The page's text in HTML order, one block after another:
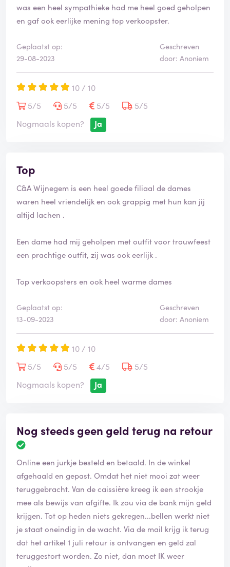
was een heel sympathieke had me heel goed geholpen
en gaf ook eerlijke mening top verkoopster.
Geplaatst op:
29-08-2023
Geschreven
door: Anoniem
10 / 10
5/5
5/5 5/5
5/5
Nogmaals kopen?
Ja
Top
C&A Wijnegem is een heel goede filiaal de dames
waren heel vriendelijk en ook grappig met hun kan jij
altijd lachen .
Een dame had mij geholpen met outfit voor trouwfeest
een prachtige outfit, zij was ook eerlijk .
Top verkoopsters en ook heel warme dames
Geplaatst op:
13-09-2023
Geschreven
door: Anoniem
10 / 10
5/5
5/5 4/5
5/5
Nogmaals kopen?
Ja
Nog steeds geen geld terug na retour
Online een jurkje besteld en betaald. In de winkel
afgehaald en gepast. Omdat het niet mooi zat weer
teruggebracht. Van de caissière kreeg ik een strookje
mee als bewijs van afgifte. Ik zou via de bank mijn geld
krijgen. Tot op heden niets gekregen...bellen werkt niet
je staat oneindig in de wacht. Via de mail krijg ik terug
dat het artikel 1 juli retour is ontvangen en geld zal
teruggestort worden. Zo niet, dan moet IK weer